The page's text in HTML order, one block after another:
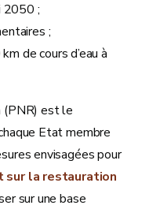
2050 ;
;
de cours d’eau à
(PNR) est le
Etat membre
envisagées pour
sur la restauration
sur une base